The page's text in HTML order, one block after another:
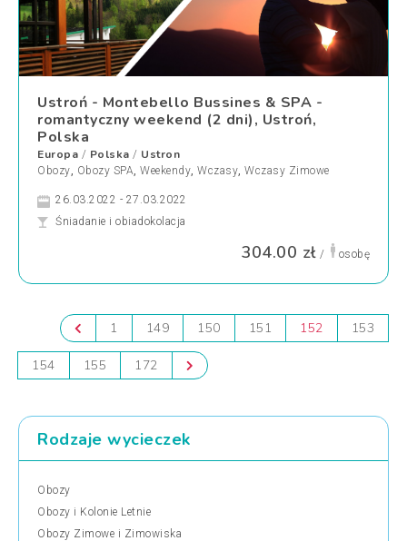
Ustroń - Montebello Bussines & SPA -
romantyczny weekend (2 dni), Ustroń,
Polska
Europa / Polska / Ustron
Obozy, Obozy SPA, Weekendy, Wczasy, Wczasy Zimowe
26.03.2022 - 27.03.2022
Śniadanie i obiadokolacja
304.00 zł / osobę
1 149 150 151 152 153
154 155 172
Rodzaje wycieczek
Obozy
Obozy i Kolonie Letnie
Obozy Zimowe i Zimowiska